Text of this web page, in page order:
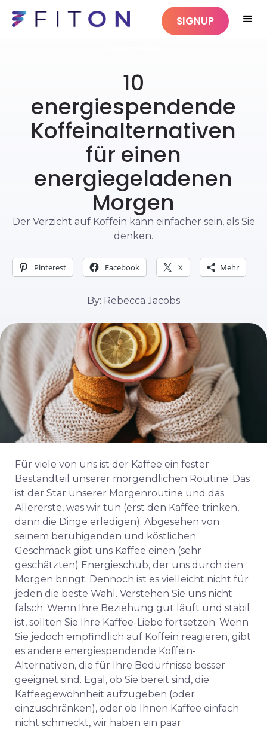
SIGNUP
10
energiespendende
Koffeinalternativen
für einen
energiegeladenen
Morgen
Der Verzicht auf Koffein kann einfacher sein, als Sie
denken.
Pinterest Facebook X Mehr
By: Rebecca Jacobs
Für viele von uns ist der Kaffee ein fester
Bestandteil unserer morgendlichen Routine. Das
ist der Star unserer Morgenroutine und das
Allererste, was wir tun (erst den Kaffee trinken,
dann die Dinge erledigen). Abgesehen von
seinem beruhigenden und köstlichen
Geschmack gibt uns Kaffee einen (sehr
geschätzten) Energieschub, der uns durch den
Morgen bringt. Dennoch ist es vielleicht nicht für
jeden die beste Wahl. Verstehen Sie uns nicht
falsch: Wenn Ihre Beziehung gut läuft und stabil
ist, sollten Sie Ihre Kaffee-Liebe fortsetzen. Wenn
Sie jedoch empfindlich auf Koffein reagieren, gibt
es andere energiespendende Koffein-
Alternativen, die für Ihre Bedürfnisse besser
geeignet sind. Egal, ob Sie bereit sind, die
Kaffeegewohnheit aufzugeben (oder
einzuschränken), oder ob Ihnen Kaffee einfach
nicht schmeckt, wir haben ein paar